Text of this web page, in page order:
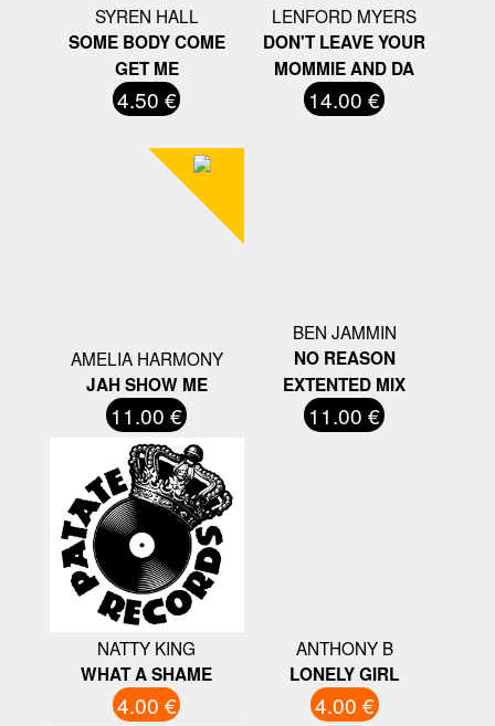
SYREN HALL
SOME BODY COME
GET ME
4.50 €
LENFORD MYERS
DON'T LEAVE YOUR
MOMMIE AND DA
14.00 €
AMELIA HARMONY
JAH SHOW ME
11.00 €
BEN JAMMIN
NO REASON
EXTENTED MIX
11.00 €
NATTY KING
WHAT A SHAME
4.00 €
ANTHONY B
LONELY GIRL
4.00 €